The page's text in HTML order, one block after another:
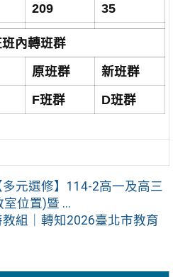
209 35
內轉班群
原班群
新班群
F班群 D班群
多元選修】114-2高一及高三
位置)暨 ...
教組｜轉知2026臺北市教育